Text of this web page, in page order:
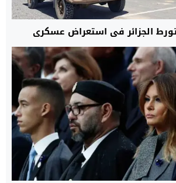
تورط الجزائر في استعراض عسكري